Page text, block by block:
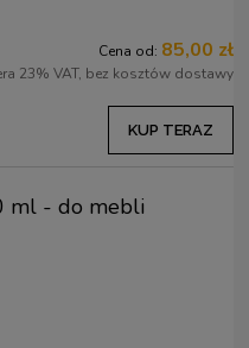
Cena od: 85,00 zł
23% VAT, bez kosztów dostawy
KUP TERAZ
ml - do mebli